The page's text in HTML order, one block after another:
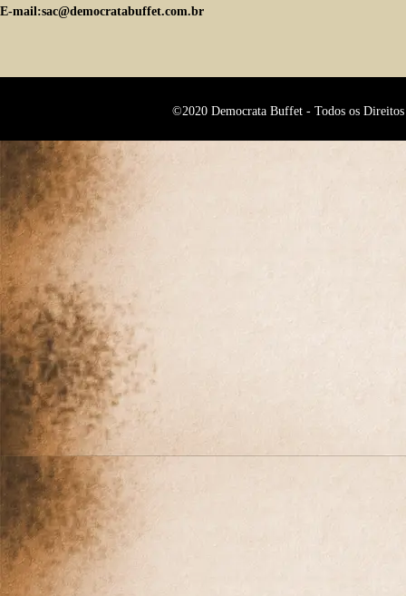
23:00
E-mail:sac@democratabuffet.com.br
©2020 Democrata Buffet - Todos os Direitos